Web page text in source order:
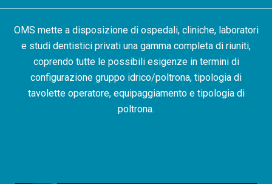
OMS mette a disposizione di ospedali, cliniche, laboratori
e studi dentistici privati una gamma completa di riuniti,
coprendo tutte le possibili esigenze in termini di
configurazione gruppo idrico/poltrona, tipologia di
tavolette operatore, equipaggiamento e tipologia di
poltrona.